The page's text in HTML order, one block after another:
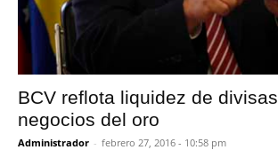
BCV reflota liquidez de
negocios del oro
Administrador - febrero 27, 2016 - 10:58 pm